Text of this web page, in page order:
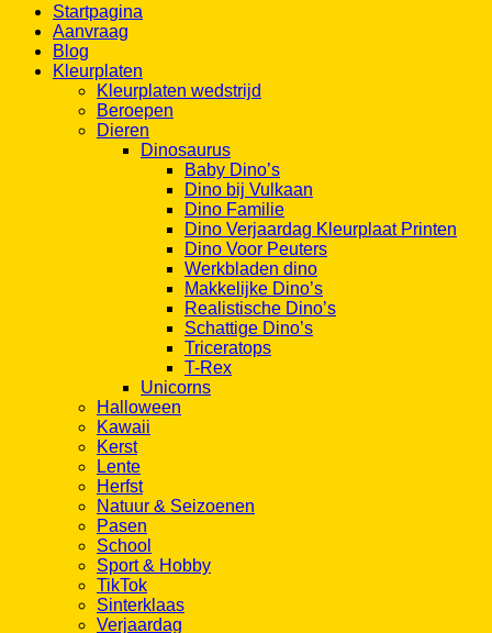
Startpagina
Aanvraag
Blog
Kleurplaten
Kleurplaten wedstrijd
Beroepen
Dieren
Dinosaurus
Baby Dino’s
Dino bij Vulkaan
Dino Familie
Dino Verjaardag Kleurplaat Printen
Dino Voor Peuters
Werkbladen dino
Makkelijke Dino’s
Realistische Dino’s
Schattige Dino’s
Triceratops
T-Rex
Unicorns
Halloween
Kawaii
Kerst
Lente
Herfst
Natuur & Seizoenen
Pasen
School
Sport & Hobby
TikTok
Sinterklaas
Verjaardag